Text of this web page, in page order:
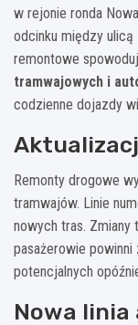
w rejonie ronda
odcinku między ulicą
remontowe
tramwajowych i
codzienne dojazdy
Remonty drogowe
tramwajów. Linie
nowych tras. Zmiany
pasażerowie powinni
potencjalnych
Nowa linia